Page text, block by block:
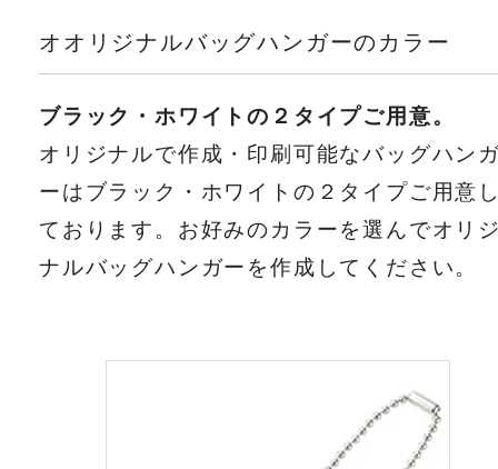
オオリジナルバッグハンガーのカラー
ブラック・ホワイトの２タイプご用意。
オリジナルで作成・印刷可能なバッグハン
ーはブラック・ホワイトの２タイプご用意
ております。お好みのカラーを選んでオリ
ナルバッグハンガーを作成してください。